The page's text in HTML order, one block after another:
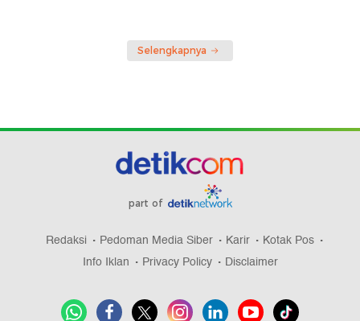
Selengkapnya
part of
Redaksi Pedoman Media Siber Karir
Kotak Pos
Info Iklan
Privacy Policy Disclaimer